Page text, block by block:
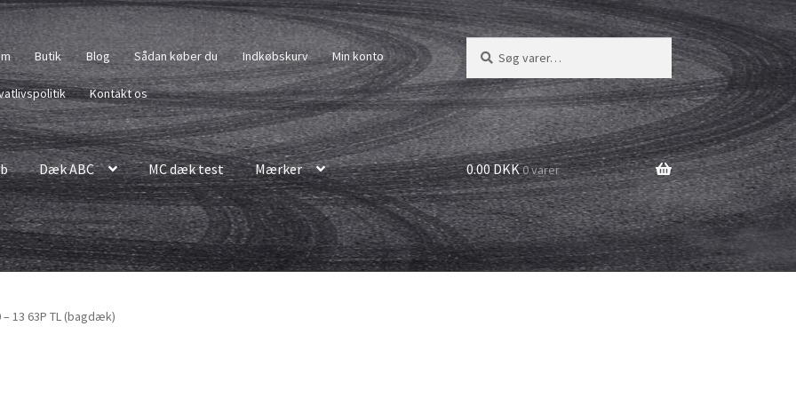
Butik Blog Sådan køber du Indkøbskurv Min konto
Kontakt os
Søg
efter:
Søg
Dæk ABC MC dæk test Mærker 0.00 DKK0 varer
13 63P TL (bagdæk)